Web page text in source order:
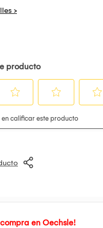
178°(H) / 178°(V)
240 Hz
Vesa 75x75mm
DisplayPort X2, HDMI X2
RGB 70%
en Oechsle!